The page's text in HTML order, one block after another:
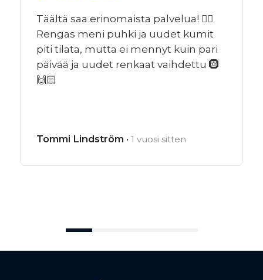
Täältä saa erinomaista palvelua! 👍🏻
Rengas meni puhki ja uudet kumit
piti tilata, mutta ei mennyt kuin pari
päivää ja uudet renkaat vaihdettu 🛞
🙌🏻
Tommi Lindström · 1 vuosi sitten